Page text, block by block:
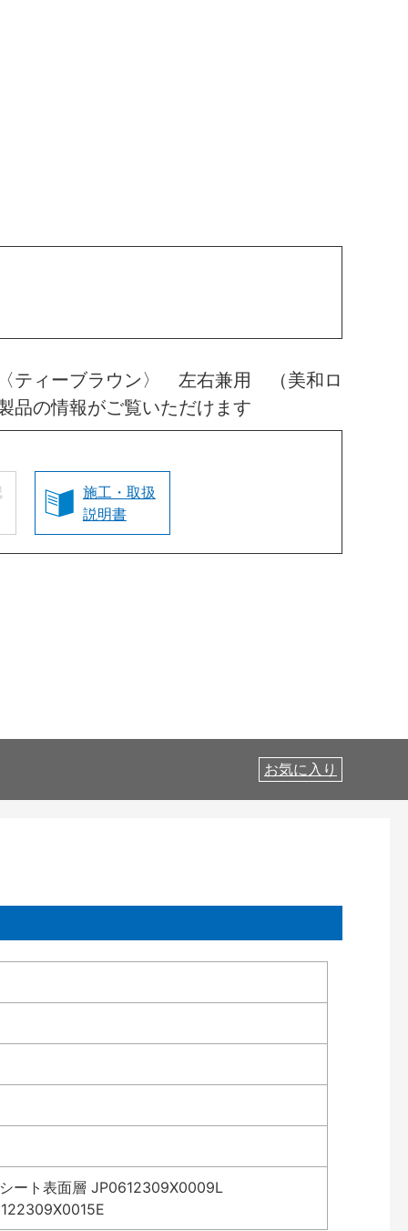
ィーブラウン〉 左右兼用 （美和ロ
品の情報がご覧いただけます
施工・取扱
説明書
お気に入り
ート表面層 JP0612309X0009L